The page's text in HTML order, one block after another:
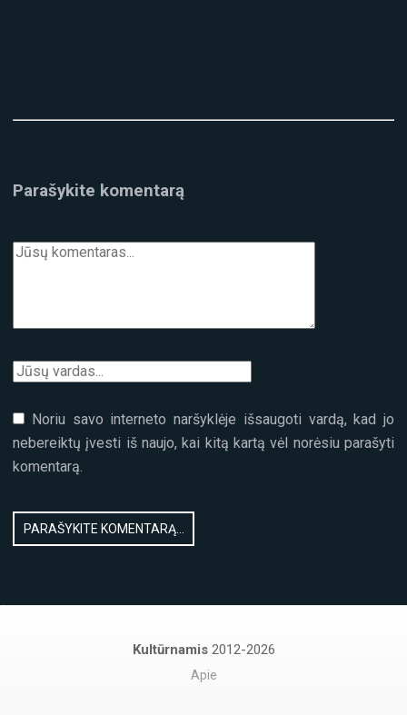
Parašykite komentarą
Noriu savo interneto naršyklėje išsaugoti vardą, kad jo
nebereiktų įvesti iš naujo, kai kitą kartą vėl norėsiu parašyti
komentarą.
Kultūrnamis 2012-2026
Apie